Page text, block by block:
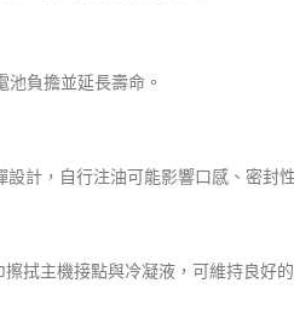
負擔並延長壽命。
設計，自行注油可能影響口感、密封
拭主機接點與冷凝液，可維持良好